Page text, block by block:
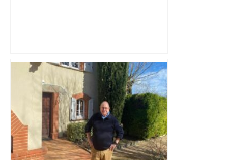
"C’est l’une des plus fortes
fréquentations du circuit" : Toulouse
est-elle la capitale du poker amateur –
ladepeche.fr